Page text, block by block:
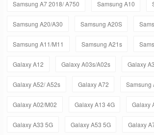
Samsung A7 2018/ A750 Samsung A10
Samsung A20/A30 Samsung A20S
Samsung A11/M11 Samsung A21s
Galaxy A12 Galaxy A03s/A02s Galaxy
Galaxy A52/ A52s Galaxy A72 Samsung
Galaxy A02/M02 Galaxy A13 4G Galaxy
Galaxy A33 5G Galaxy A53 5G Galaxy